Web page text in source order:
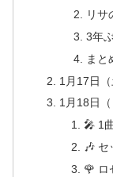
リサ
3年
まと
1月17日
1月18日
🎤 1
🎶 セ
🌹 ロ